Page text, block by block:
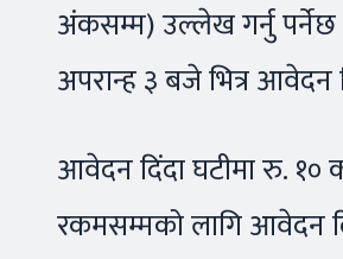
अंकसम्म) उल्लेख गर्नु पर्नेछ
अपरान्ह ३ बजे भित्र आवेदन
आवेदन दिंदा घटीमा रु. १०
रकमसम्मको लागि आवेदन